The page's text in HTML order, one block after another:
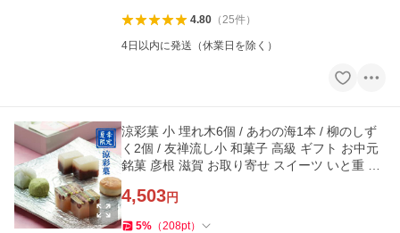
4.80（25件）
4日以内に発送（休業日を除く）
涼彩菓 小 埋れ木6個 / あわの海1本 / 柳のしず
く2個 / 友禅流し小 和菓子 高級 ギフト お中元
銘菓 彦根 滋賀 お取り寄せ スイーツ いと重 夏
4,503円
5% （208pt）